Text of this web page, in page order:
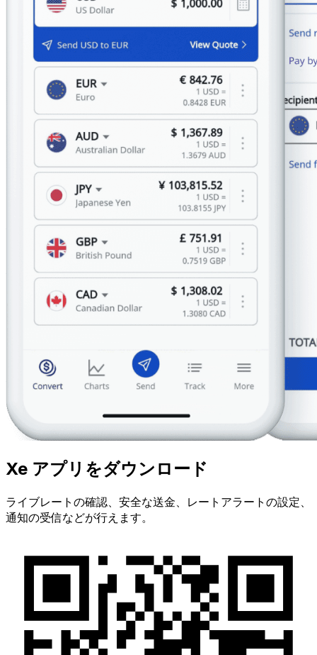
Xe アプリをダウンロード
ライブレートの確認、安全な送金、レートアラートの設定、
通知の受信などが行えます。